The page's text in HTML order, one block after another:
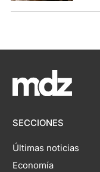
SECCIONES
Últimas noticias
Economía